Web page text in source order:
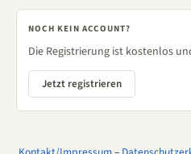
NOCH KEIN ACCOUNT?
Die Registrierung ist kostenlos
Jetzt registrieren